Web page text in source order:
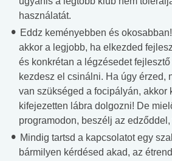
használatát.
Eddz keményebben és
akkor a legjobb, ha elkezded
és konkrétan a légzésedet
kezdesz el csinálni. Ha úgy érzed,
van szükséged a focipályán, akkor
kifejezetten lábra dolgozni! De
programodon, beszélj az
Mindig tartsd a kapcsolatot egy
bármilyen kérdésed akad, az